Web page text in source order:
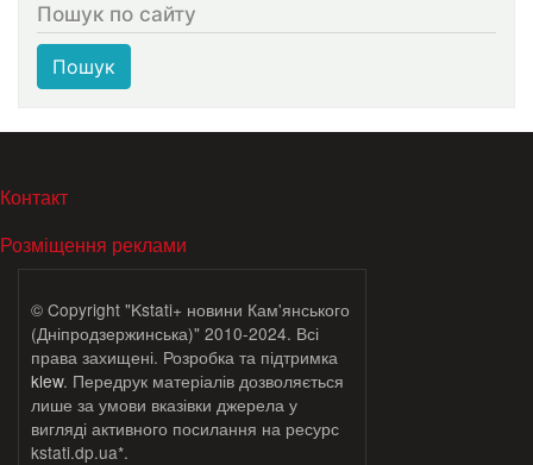
Пошук по сайту
Пошук
МЕНЮ В ПОДВАЛЕ
Контакт
Розміщення реклами
© Copyright "Kstati+ новини Кам'янського
(Дніпродзержинська)" 2010-2024. Всі
права захищені. Розробка та підтримка
klew. Передрук матеріалів дозволяється
лише за умови вказівки джерела у
вигляді активного посилання на ресурс
kstati.dp.ua*.